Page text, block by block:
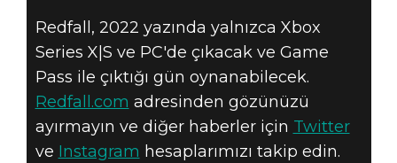
Redfall, 2022 yazında yalnızca Xbox
Series X|S ve PC'de çıkacak ve Game
Pass ile çıktığı gün oynanabilecek.
Redfall.com adresinden gözünüzü
ayırmayın ve diğer haberler için Twitter
ve Instagram hesaplarımızı takip edin.